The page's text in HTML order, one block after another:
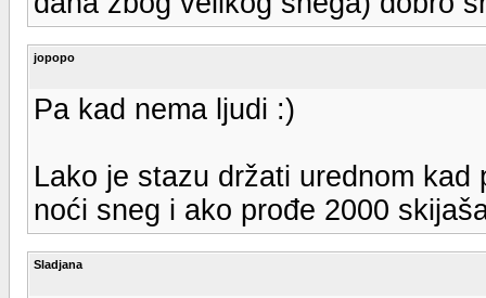
jopopo
Pa kad nema ljudi :)
Lako je stazu držati urednom
noći sneg i ako prođe 2000
Sladjana